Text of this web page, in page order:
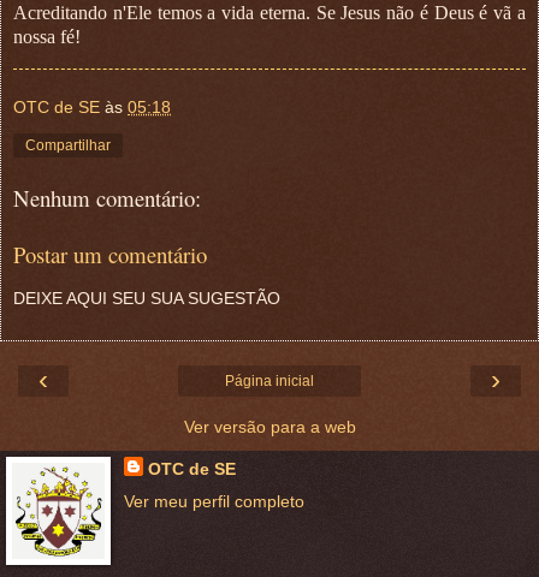
Acreditando n'Ele temos a vida eterna. Se Jesus não é Deus é vã a
nossa fé!
OTC de SE às 05:18
Compartilhar
Nenhum comentário:
Postar um comentário
DEIXE AQUI SEU SUA SUGESTÃO
‹ ›
Página inicial
Ver versão para a web
OTC de SE
Ver meu perfil completo